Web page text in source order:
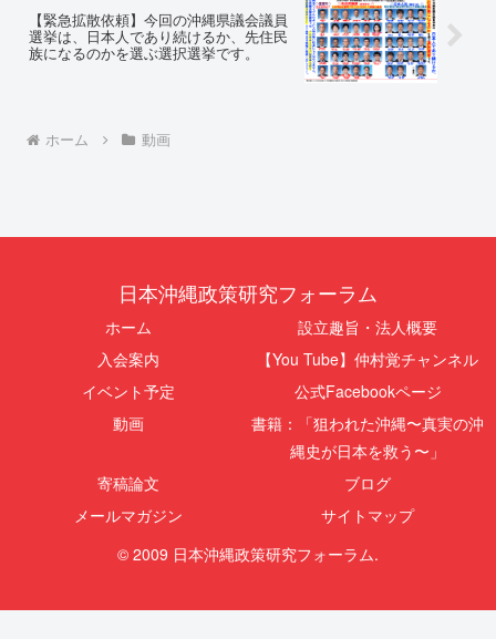
【緊急拡散依頼】今回の沖縄県議会議員
選挙は、日本人であり続けるか、先住民
族になるのかを選ぶ選択選挙です。
ホーム 動画
日本沖縄政策研究フォーラム
ホーム
設立趣旨・法人概要
入会案内
【You Tube】仲村覚チャンネル
イベント予定
公式Facebookページ
動画
書籍：「狙われた沖縄〜真実の沖
縄史が日本を救う〜」
寄稿論文
ブログ
メールマガジン
サイトマップ
© 2009 日本沖縄政策研究フォーラム.